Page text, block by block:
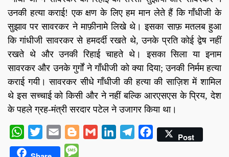
उनकी हत्या कराई! एक क्षण के लिए हम मान लेते हैं कि गाँधीजी के
सुझाव पर सावरकर ने माफ़ीनामे लिखे थे। इसका साफ़ मतलब हुआ
कि गांधीजी सावरकर से हमदर्दी रखते थे, उनके प्रति कोई द्वेष नहीं
रखते थे और उनकी रिहाई चाहते थे। इसका सिला या इनाम
सावरकर और उनके गुर्गों ने गाँधीजी को क्या दिया; उनकी निर्मम हत्या
कराई गयी। सावरकर सीधे गाँधीजी की हत्या की साज़िश में शामिल
थे इस सच्चाई को किसी और ने नहीं बल्कि आरएसएस के प्रिय, देश
के पहले ग्रह-मंत्री सरदार पटेल ने उजागर किया था।
WhatsApp
Twitter Email BloggerGmail LinkedInTelegramFacebookPost